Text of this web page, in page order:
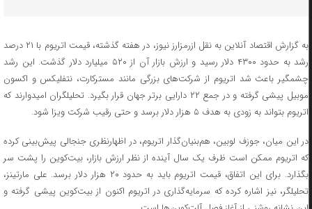
به گزارش اقتصاد آنلاین به نقل ازرمزارز نیوز، در هفته گذشته، قیمت اتریوم با ۲۱ درصد
رشد به حدود ۴۳۰۰ دلار رسید و ارزش بازار آن از ۵۲۰ میلیارد دلار گذشت. این رشد
چشمگیر باعث شد اتریوم از شرکت‌های بزرگی مانند مسترکارت، نتفلیکس و اکسون
موبیل پیشی گرفته و در جمع ۲۲ دارایی برتر جهان قرار بگیرد. تحلیلگران امیدوارند که
اتریوم بتواند به زودی به هدف ۵ هزار دلار برسد و حتی رقیب شرکت ویزا شود.
در این میان، جوزف لوبین، هم‌بنیان‌گذار اتریوم، در اظهارنظری جنجالی پیش‌بینی کرده
که اتریوم ممکن است ظرف یک سال آینده از نظر ارزش بازار، بیت‌کوین را پشت سر
بگذارد. برای این اتفاق، قیمت اتریوم باید به حدود ۲۰ هزار دلار برسد. علی مارتینز،
تحلیلگر، نیز اشاره کرده که سرمایه‌گذاری در اتریوم اکنون از بیت‌کوین پیشی گرفته و